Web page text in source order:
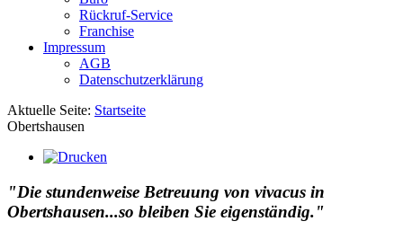
Rückruf-Service
Franchise
Impressum
AGB
Datenschutzerklärung
Aktuelle Seite: Startseite
Obertshausen
"Die stundenweise Betreuung von vivacus in
Obertshausen...so bleiben Sie eigenständig."